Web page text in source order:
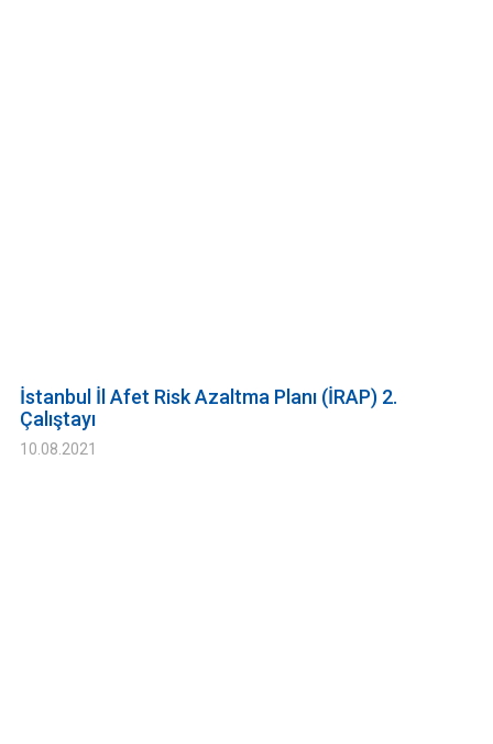
İstanbul İl Afet Risk Azaltma Planı (İRAP) 2.
Çalıştayı
10.08.2021